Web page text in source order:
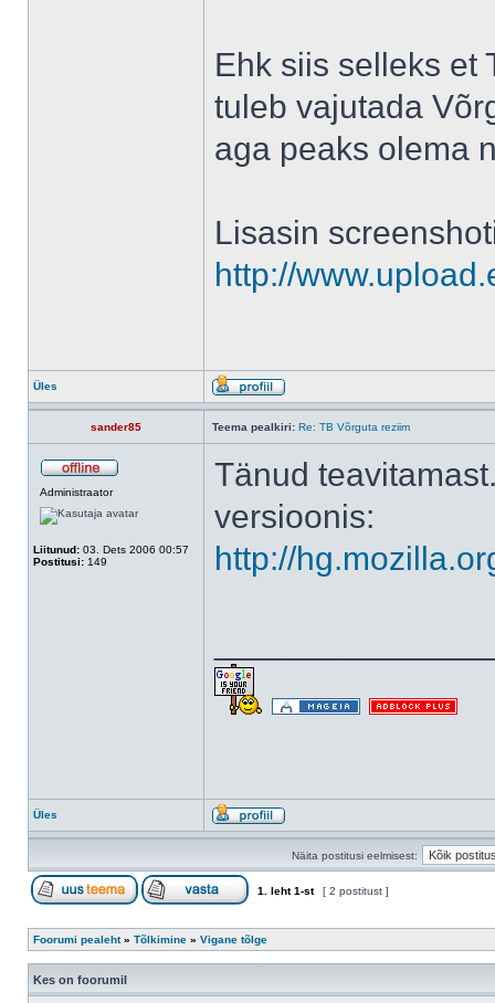
Ehk siis selleks et
tuleb vajutada
aga peaks olema
Lisasin
http://
Üles
sander85 Teema pealkiri: Re: TB Võrguta reziim
Administraator
Liitunud: 03. Dets 2006 00:57
Postitusi: 149
Tänud
versioonis:
http://
Üles
Näita postitusi eelmisest:
1 . leht1-st [ 2 postitust ]
Foorumi pealeht» Tõlkimine » Vigane tõlge
Kes on foorumil